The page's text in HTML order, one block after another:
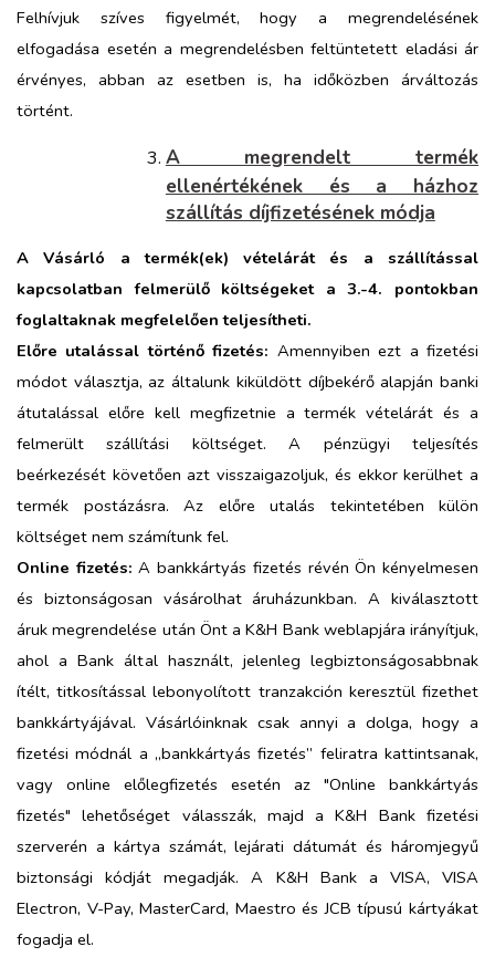
Felhívjuk szíves figyelmét, hogy a megrendelésének
elfogadása esetén a megrendelésben feltüntetett eladási ár
érvényes, abban az esetben is, ha időközben árváltozás
történt.
A megrendelt termék
ellenértékének és a házhoz
szállítás díjfizetésének módja
A Vásárló a termék(ek) vételárát és a szállítással
kapcsolatban felmerülő költségeket a 3.-4. pontokban
foglaltaknak megfelelően teljesítheti.
Előre utalással történő fizetés: Amennyiben ezt a fizetési
módot választja, az általunk kiküldött díjbekérő alapján banki
átutalással előre kell megfizetnie a termék vételárát és a
felmerült szállítási költséget. A pénzügyi teljesítés
beérkezését követően azt visszaigazoljuk, és ekkor kerülhet a
termék postázásra. Az előre utalás tekintetében külön
költséget nem számítunk fel.
Online fizetés: A bankkártyás fizetés révén Ön kényelmesen
és biztonságosan vásárolhat áruházunkban. A kiválasztott
áruk megrendelése után Önt a K&H Bank weblapjára irányítjuk,
ahol a Bank által használt, jelenleg legbiztonságosabbnak
ítélt, titkosítással lebonyolított tranzakción keresztül fizethet
bankkártyájával. Vásárlóinknak csak annyi a dolga, hogy a
fizetési módnál a „bankkártyás fizetés” feliratra kattintsanak,
vagy online előlegfizetés esetén az "Online bankkártyás
fizetés" lehetőséget válasszák, majd a K&H Bank fizetési
szerverén a kártya számát, lejárati dátumát és háromjegyű
biztonsági kódját megadják. A K&H Bank a VISA, VISA
Electron, V-Pay, MasterCard, Maestro és JCB típusú kártyákat
fogadja el.